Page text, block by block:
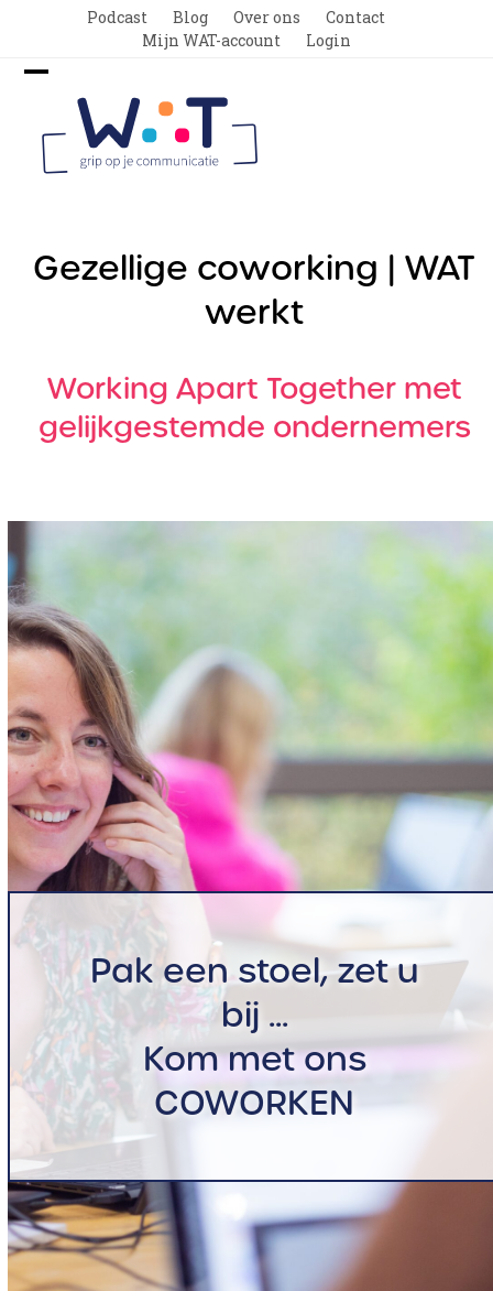
Podcast Blog Over ons
Contact
Mijn WAT-account
Login
Open
mobile
menu
Close
mobile
menu
Gezellige coworking | WAT
werkt
Working Apart Together met
gelijkgestemde ondernemers
Pak een stoel, zet u
bij ...
Kom met ons
COWORKEN